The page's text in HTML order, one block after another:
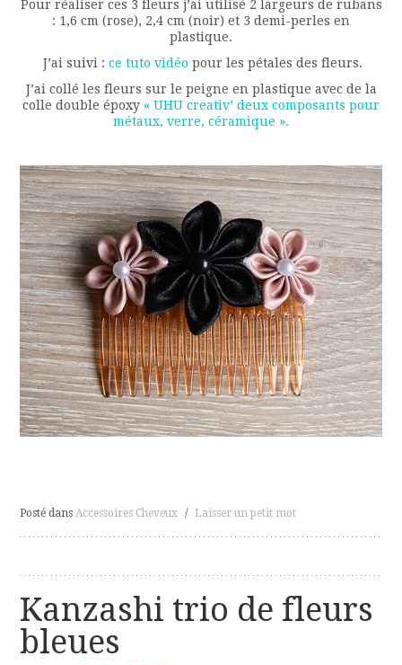
Pour réaliser ces 3 fleurs j’ai utilisé 2 largeurs de rubans
: 1,6 cm (rose), 2,4 cm (noir) et 3 demi-perles en
plastique.
J’ai suivi : ce tuto vidéo pour les pétales des fleurs.
J’ai collé les fleurs sur le peigne en plastique avec de la
colle double époxy « UHU creativ’ deux composants pour
métaux, verre, céramique ».
Posté dans Accessoires Cheveux / Laisser un petit mot
Kanzashi trio de fleurs
bleues